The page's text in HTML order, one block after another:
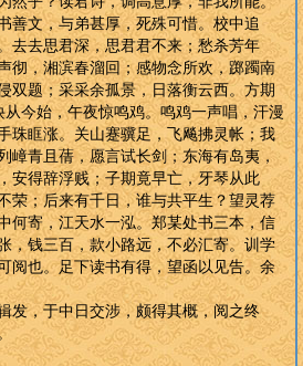
善文，与弟甚厚，死殊可惜。校中追
去去思君深，思君君不来；愁杀芳年
彻，湘滨春溜回；感物念所欢，踯躅南
双题；采采余孤景，日落衡云西。方期
今始，午夜惊鸣鸡。鸣鸡一声唱，汗漫
珠眶涨。关山蹇骥足，飞飚拂灵帐；我
嶂青且蒨，愿言试长剑；东海有岛夷，
安得辞浮贱；子期竟早亡，牙琴从此
荣；后来有千日，谁与共平生？望灵荐
何寄，江天水一泓。郑某处书三本，信
，钱三百，款小路远，不必汇寄。训学
阅也。足下读书有得，望函以见告。余
发，于中日交涉，颇得其概，阅之终